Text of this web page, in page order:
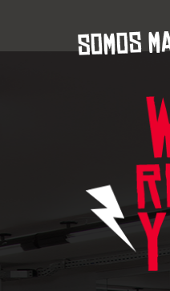
SOMOS